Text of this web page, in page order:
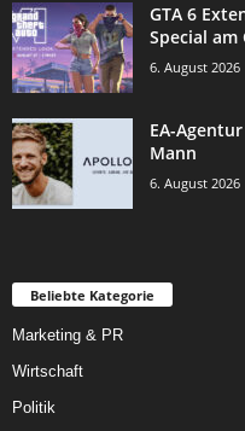
GTA 6
Special am
6. August 2026
EA-
Mann
6. August 2026
Beliebte Kategorie
Marketing & PR
Wirtschaft
Politik